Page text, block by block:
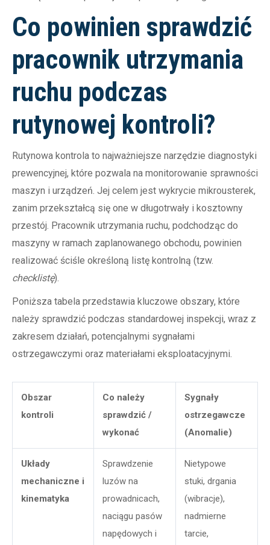
Co powinien sprawdzić
pracownik utrzymania
ruchu podczas
rutynowej kontroli?
Rutynowa kontrola to najważniejsze narzędzie diagnostyki
prewencyjnej, które pozwala na monitorowanie sprawności
maszyn i urządzeń. Jej celem jest wykrycie mikrousterek,
zanim przekształcą się one w długotrwały i kosztowny
przestój. Pracownik utrzymania ruchu, podchodząc do
maszyny w ramach zaplanowanego obchodu, powinien
realizować ściśle określoną listę kontrolną (tzw.
checklistę).
Poniższa tabela przedstawia kluczowe obszary, które
należy sprawdzić podczas standardowej inspekcji, wraz z
zakresem działań, potencjalnymi sygnałami
ostrzegawczymi oraz materiałami eksploatacyjnymi.
Obszar
kontroli
Co należy
sprawdzić /
wykonać
Sygnały
ostrzegawcze
(Anomalie)
Układy
mechaniczne i
kinematyka
Sprawdzenie
luzów na
prowadnicach,
naciągu pasów
napędowych i
Nietypowe
stuki, drgania
(wibracje),
nadmierne
tarcie,